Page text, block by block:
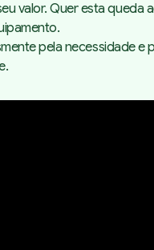
valor. Quer esta
pela